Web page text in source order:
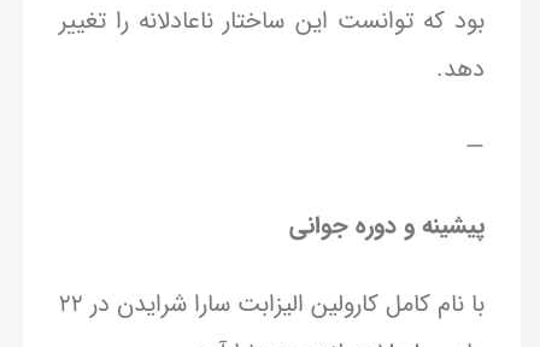
بود که توانست این ساختار ناعادلانه را تغییر
دهد.
—
پیشینه و دوره جوانی
با نام کامل کارولین الیزابت سارا شرایدن در ۲۲